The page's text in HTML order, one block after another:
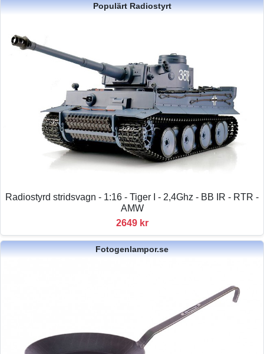
Populärt Radiostyrt
Radiostyrd stridsvagn - 1:16 - Tiger I - 2,4Ghz - BB IR - RTR -
AMW
2649 kr
Fotogenlampor.se